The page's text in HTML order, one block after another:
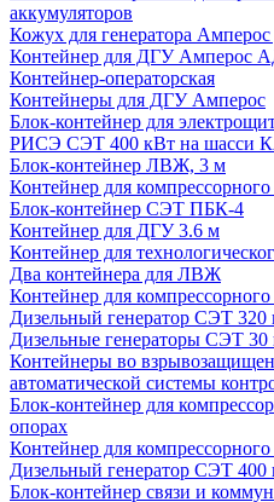
аккумуляторов
Кожух для генератора Амперос
Контейнер для ДГУ Амперос
Контейнер-операторская
Контейнеры для ДГУ Амперос
Блок-контейнер для
РИСЭ СЭТ 400 кВт на шасси
Блок-контейнер ЛВЖ, 3 м
Контейнер для
Блок-контейнер СЭТ ПБК-4
Контейнер для ДГУ 3.6 м
Контейнер для
Два контейнера для ЛВЖ
Контейнер для
Дизельный генератор СЭТ 320
Дизельные генераторы СЭТ 30
Контейнеры во
автоматической системы
Блок-контейнер для
опорах
Контейнер для
Дизельный генератор СЭТ 400
Блок-контейнер связи и